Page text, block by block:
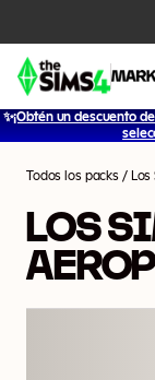
✨¡Obtén un descuento
Todos los packs /
LOS